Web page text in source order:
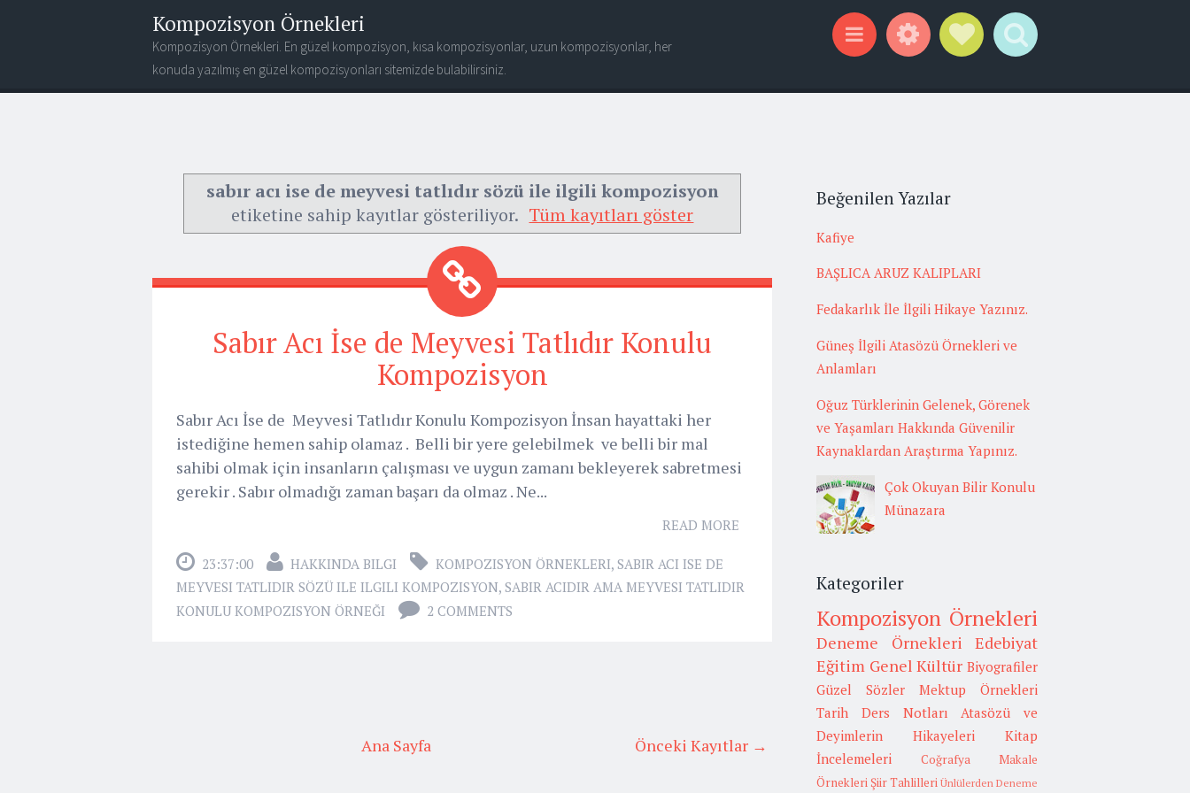
Kompozisyon Örnekleri
Kompozisyon Örnekleri. En güzel kompozisyon, kısa kompozisyonlar, uzun kompozisyonlar, her
konuda yazılmış en güzel kompozisyonları sitemizde bulabilirsiniz.
sabır acı ise de meyvesi tatlıdır sözü ile ilgili kompozisyon
etiketine sahip kayıtlar gösteriliyor. Tüm kayıtları göster
Sabır Acı İse de Meyvesi Tatlıdır Konulu
Kompozisyon
Sabır Acı İse de Meyvesi Tatlıdır Konulu Kompozisyon İnsan hayattaki her
istediğine hemen sahip olamaz . Belli bir yere gelebilmek ve belli bir mal
sahibi olmak için insanların çalışması ve uygun zamanı bekleyerek sabretmesi
gerekir . Sabır olmadığı zaman başarı da olmaz . Ne...
READ MORE
23:37:00 HAKKINDA BILGI KOMPOZISYON ÖRNEKLERI, SABIR ACI ISE DE
MEYVESI TATLIDIR SÖZÜ ILE ILGILI KOMPOZISYON, SABIR ACIDIR AMA MEYVESI TATLIDIR
KONULU KOMPOZISYON ÖRNEĞI
2 COMMENTS
Önceki Kayıtlar →
Ana Sayfa
Beğenilen Yazılar
Kafiye
BAŞLICA ARUZ KALIPLARI
Fedakarlık İle İlgili Hikaye Yazınız.
Güneş İlgili Atasözü Örnekleri ve
Anlamları
Oğuz Türklerinin Gelenek, Görenek
ve Yaşamları Hakkında Güvenilir
Kaynaklardan Araştırma Yapınız.
Çok Okuyan Bilir Konulu
Münazara
Kategoriler
Kompozisyon Örnekleri
Deneme Örnekleri
Edebiyat
Eğitim Genel Kültür Biyografiler
Güzel Sözler
Mektup Örnekleri
Tarih
Ders Notları
Atasözü ve
Deyimlerin Hikayeleri
Kitap
İncelemeleri
Coğrafya
Makale
Örnekleri Şiir Tahlilleri Ünlülerden Deneme